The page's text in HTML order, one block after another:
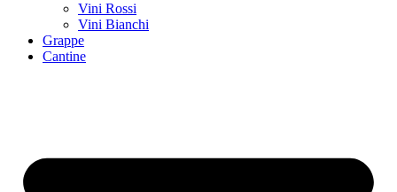
Vini Rossi
Vini Bianchi
Grappe
Cantine